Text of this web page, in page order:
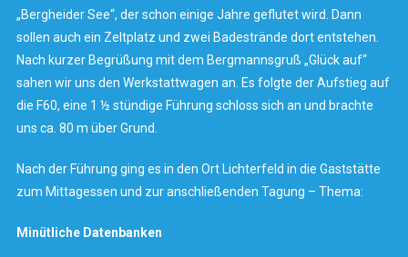
„Bergheider See“, der schon einige Jahre geflutet wird. Dann
sollen auch ein Zeltplatz und zwei Badestrände dort entstehen.
Nach kurzer Begrüßung mit dem Bergmannsgruß „Glück auf“
sahen wir uns den Werkstattwagen an. Es folgte der Aufstieg auf
die F60, eine 1 ½ stündige Führung schloss sich an und brachte
uns ca. 80 m über Grund.
Nach der Führung ging es in den Ort Lichterfeld in die Gaststätte
zum Mittagessen und zur anschließenden Tagung – Thema:
Minütliche Datenbanken